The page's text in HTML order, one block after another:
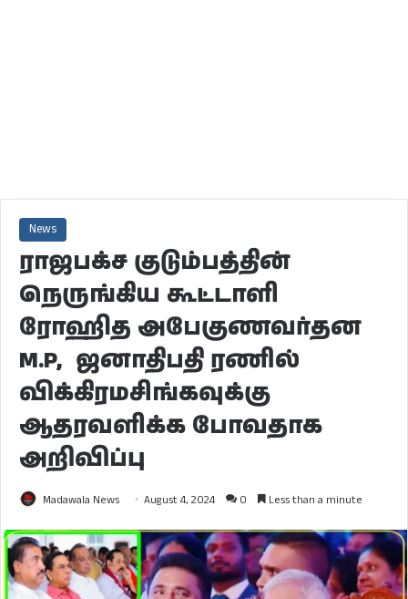
News
ராஜபக்ச குடும்பத்தின்
நெருங்கிய கூட்டாளி
ரோஹித அபேகுணவர்தன
M.P, ஜனாதிபதி ரணில்
விக்கிரமசிங்கவுக்கு
ஆதரவளிக்க போவதாக
அறிவிப்பு
Madawala News August 4, 2024 0 Less than a minute